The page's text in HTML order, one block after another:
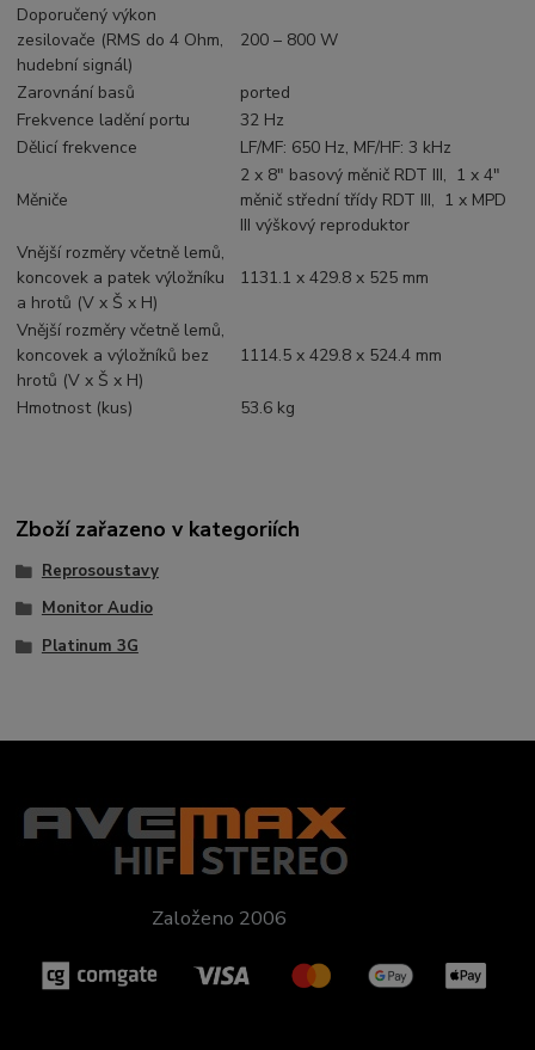
Doporučený výkon
zesilovače (RMS do 4 Ohm,
hudební signál)
200 – 800 W​
Zarovnání basů
ported
Frekvence ladění portu
32 Hz
Dělicí frekvence
LF/MF: 650 Hz​, MF/HF: 3 kHz
Měniče
2 x 8" basový měnič RDT III, ​ 1 x 4"
měnič střední třídy RDT III, ​ 1 x MPD
III výškový reproduktor
Vnější rozměry včetně lemů,
koncovek a patek výložníku
a hrotů (V x Š x H)
1131.1 x 429.8 x 525 mm​
Vnější rozměry včetně lemů,
koncovek a výložníků bez
hrotů (V x Š x H)
1114.5 x 429.8 x 524.4 mm
Hmotnost (kus) 53.6 kg
Zboží zařazeno v kategoriích
Reprosoustavy
Monitor Audio
Platinum 3G
Založeno 2006